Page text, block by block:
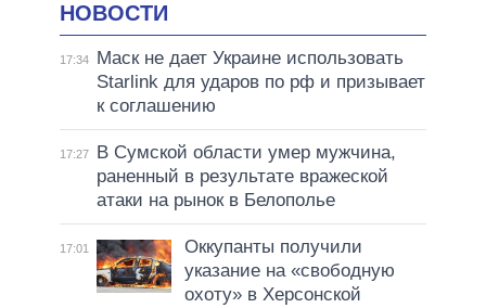
НОВОСТИ
17:34
Маск не дает Украине использовать
Starlink для ударов по рф и призывает
к соглашению
17:27
В Сумской области умер мужчина,
раненный в результате вражеской
атаки на рынок в Белополье
17:01
Оккупанты получили
указание на «свободную
охоту» в Херсонской